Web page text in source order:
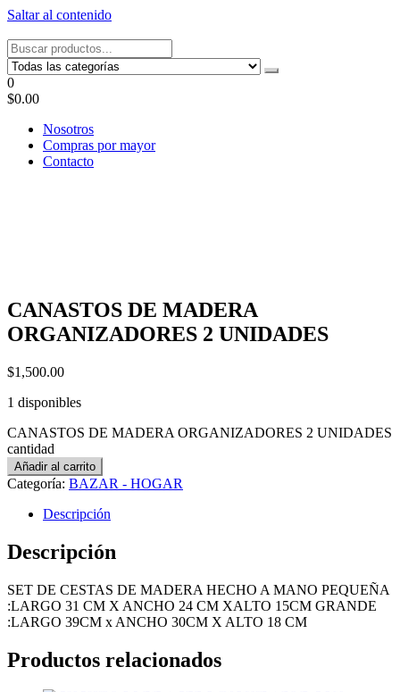
Saltar al contenido
Tel: 22087679 – Cel: 097 822122 – Joaquín Requena 2459
0
$0.00
Nosotros
Compras por mayor
Contacto
CANASTOS DE MADERA
ORGANIZADORES 2 UNIDADES
$1,500.00
1 disponibles
CANASTOS DE MADERA ORGANIZADORES 2 UNIDADES
cantidad
Añadir al carrito
Categoría: BAZAR - HOGAR
Descripción
Descripción
SET DE CESTAS DE MADERA HECHO A MANO PEQUEÑA
:LARGO 31 CM X ANCHO 24 CM XALTO 15CM GRANDE
:LARGO 39CM x ANCHO 30CM X ALTO 18 CM
Productos relacionados